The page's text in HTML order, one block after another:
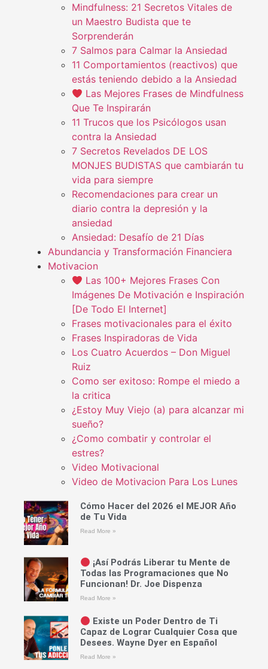
Mindfulness: 21 Secretos Vitales de
un Maestro Budista que te
Sorprenderán
7 Salmos para Calmar la Ansiedad
11 Comportamientos (reactivos) que
estás teniendo debido a la Ansiedad
Las Mejores Frases de Mindfulness
Que Te Inspirarán
11 Trucos que los Psicólogos usan
contra la Ansiedad
7 Secretos Revelados DE LOS
MONJES BUDISTAS que cambiarán tu
vida para siempre
Recomendaciones para crear un
diario contra la depresión y la
ansiedad
Ansiedad: Desafío de 21 Días
Abundancia y Transformación Financiera
Motivacion
Las 100+ Mejores Frases Con
Imágenes De Motivación e Inspiración
[De Todo El Internet]
Frases motivacionales para el éxito
Frases Inspiradoras de Vida
Los Cuatro Acuerdos – Don Miguel
Ruiz
Como ser exitoso: Rompe el miedo a
la critica
¿Estoy Muy Viejo (a) para alcanzar mi
sueño?
¿Como combatir y controlar el
estres?
Video Motivacional
Video de Motivacion Para Los Lunes
Cómo Hacer del 2026 el MEJOR Año
de Tu Vida
Read More »
¡Así Podrás Liberar tu Mente de
Todas las Programaciones que No
Funcionan! Dr. Joe Dispenza
Read More »
Existe un Poder Dentro de Ti
Capaz de Lograr Cualquier Cosa que
Desees. Wayne Dyer en Español
Read More »